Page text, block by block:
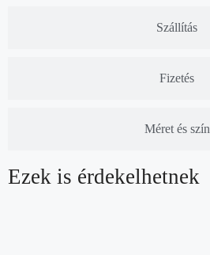
Szállítás
Fizetés
Méret és szín
Ezek is érdekelhetnek